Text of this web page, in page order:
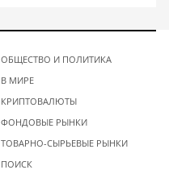
ОБЩЕСТВО И ПОЛИТИКА
В МИРЕ
КРИПТОВАЛЮТЫ
ФОНДОВЫЕ РЫНКИ
ТОВАРНО-СЫРЬЕВЫЕ РЫНКИ
ПОИСК